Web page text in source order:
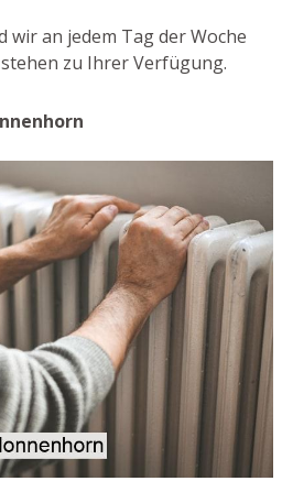
wir an jedem Tag der Woche
zu Ihrer Verfügung.